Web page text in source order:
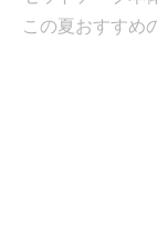
この夏おすすめ